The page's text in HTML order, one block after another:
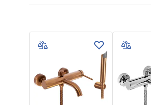
Colore
Tecnologia del rivestimento
Diametro di connessione
Distanza dei collegamenti
Condizioni di garanzia
Warranty_Terms_and_Conditions_
Faucets_-_5.pdf